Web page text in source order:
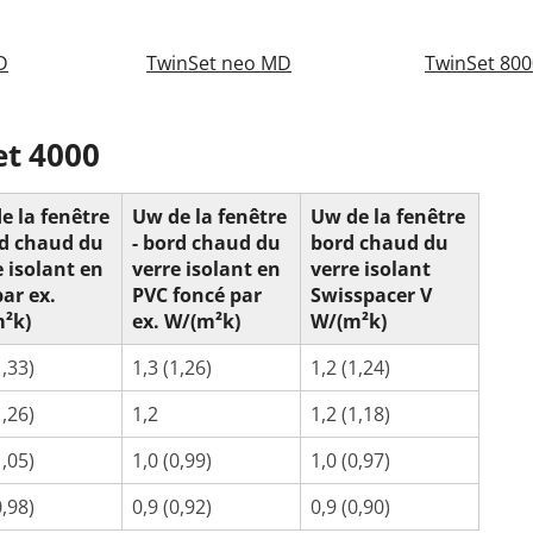
de service
Découvrez
& Instructions Découvrez
TwinSet neo MD TwinSet
4000
la fenêtre
chaud du
isolant en
ex.
Uw de la fenêtre
- bord chaud du
verre isolant en
PVC foncé par
ex. W/(m²k)
Uw de la fenêtre
bord chaud du
verre isolant
Swisspacer V
W/(m²k)
1,3 (1,26)
1,2 (1,24)
1,2
1,2 (1,18)
1,0 (0,99)
1,0 (0,97)
0,9 (0,92) 0,9 (0,90)